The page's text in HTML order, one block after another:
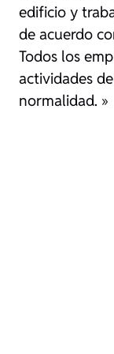
edificio y
de acuerdo
Todos los
actividades
normalidad. »